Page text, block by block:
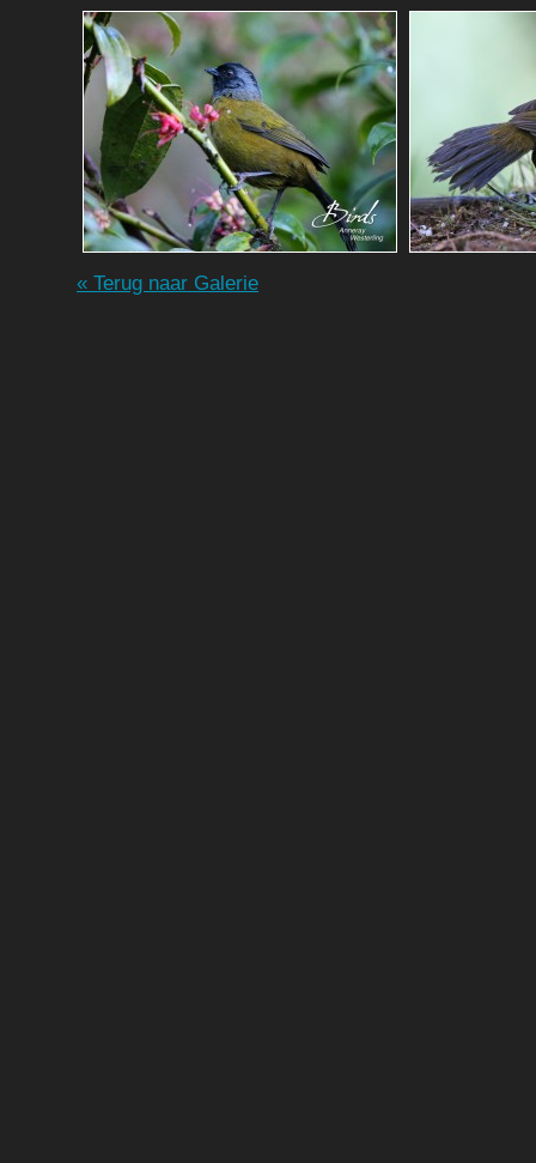
« Terug naar Galerie